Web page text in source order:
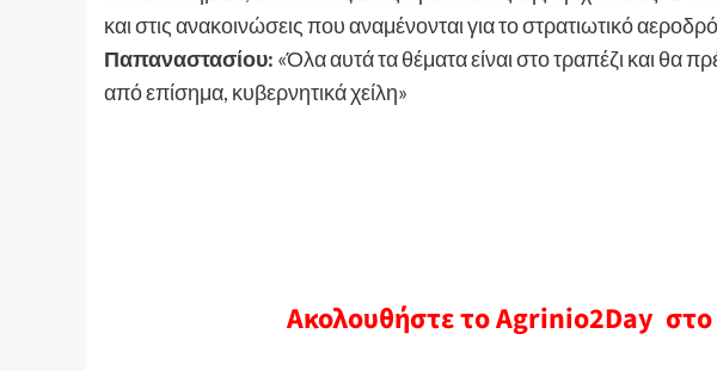
και στις ανακοινώσεις που αναμένονται για το στρατιωτικό
Παπαναστασίου: «Όλα αυτά τα θέματα είναι στο τραπέζι και θα
από επίσημα, κυβερνητικά χείλη»
Ακολουθήστε το Agrinio2Day